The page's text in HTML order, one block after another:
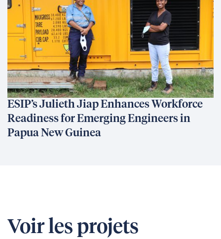
ESIP’s Julieth Jiap Enhances Workforce
Readiness for Emerging Engineers in
Papua New Guinea
Voir les projets